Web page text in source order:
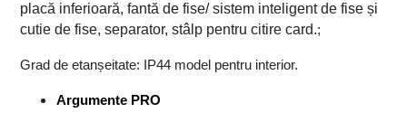
placă inferioară, fantă de fise/ sistem inteligent de fise și
cutie de fise, separator, stâlp pentru citire card.;
Grad de etanșeitate: IP44 model pentru interior.
Argumente PRO